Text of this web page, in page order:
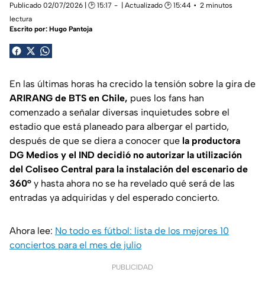
Publicado 02/07/2026 | 🕑 15:17 | Actualizado 🕑 15:44
2 minutos
lectura
Escrito por: Hugo Pantoja
En las últimas horas ha crecido la tensión sobre la gira de
ARIRANG de BTS en Chile, pues los fans han
comenzado a señalar diversas inquietudes sobre el
estadio que está planeado para albergar el partido,
después de que se diera a conocer que la productora
DG Medios y el IND decidió no autorizar la utilización
del Coliseo Central para la instalación del escenario de
360° y hasta ahora no se ha revelado qué será de las
entradas ya adquiridas y del esperado concierto.
Ahora lee: No todo es fútbol: lista de los mejores 10
conciertos para el mes de julio
PUBLICIDAD